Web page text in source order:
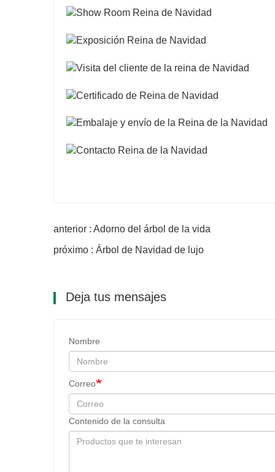
anterior : Adorno del árbol de la vida
próximo : Árbol de Navidad de lujo
Deja tus mensajes
Nombre
Correo
Contenido de la consulta